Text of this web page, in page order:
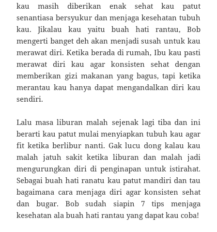
kau masih diberikan enak sehat kau patut
senantiasa bersyukur dan menjaga kesehatan tubuh
kau. Jikalau kau yaitu buah hati rantau, Bob
mengerti banget deh akan menjadi susah untuk kau
merawat diri. Ketika berada di rumah, Ibu kau pasti
merawat diri kau agar konsisten sehat dengan
memberikan gizi makanan yang bagus, tapi ketika
merantau kau hanya dapat mengandalkan diri kau
sendiri.
Lalu masa liburan malah sejenak lagi tiba dan ini
berarti kau patut mulai menyiapkan tubuh kau agar
fit ketika berlibur nanti. Gak lucu dong kalau kau
malah jatuh sakit ketika liburan dan malah jadi
mengurungkan diri di penginapan untuk istirahat.
Sebagai buah hati ranatu kau patut mandiri dan tau
bagaimana cara menjaga diri agar konsisten sehat
dan bugar. Bob sudah siapin 7 tips menjaga
kesehatan ala buah hati rantau yang dapat kau coba!